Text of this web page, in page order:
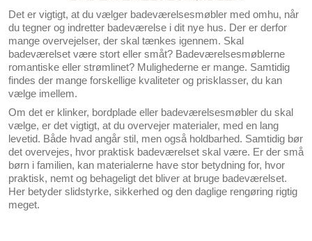
Det er vigtigt, at du vælger badeværelsesmøbler med omhu, når
du tegner og indretter badeværelse i dit nye hus. Der er derfor
mange overvejelser, der skal tænkes igennem. Skal
badeværelset være stort eller småt? Badeværelsesmøblerne
romantiske eller strømlinet? Mulighederne er mange. Samtidig
findes der mange forskellige kvaliteter og prisklasser, du kan
vælge imellem.
Om det er klinker, bordplade eller badeværelsesmøbler du skal
vælge, er det vigtigt, at du overvejer materialer, med en lang
levetid. Både hvad angår stil, men også holdbarhed. Samtidig bør
det overvejes, hvor praktisk badeværelset skal være. Er der små
børn i familien, kan materialerne have stor betydning for, hvor
praktisk, nemt og behageligt det bliver at bruge badeværelset.
Her betyder slidstyrke, sikkerhed og den daglige rengøring rigtig
meget.